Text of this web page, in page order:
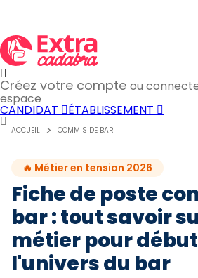
Créez votre compte ou
espace
CANDIDAT ÉTABLISSEMENT
ACCUEIL COMMIS DE BAR
🔥 Métier en tension 2026
Fiche de poste
bar : tout savoir
métier pour
l'univers du bar